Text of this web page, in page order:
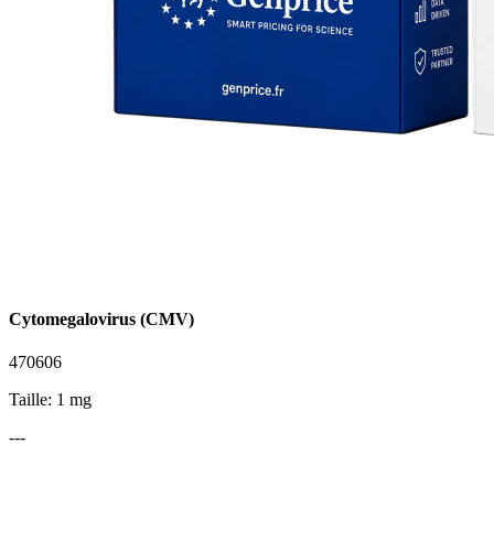
Cytomegalovirus (CMV)
470606
Taille: 1 mg
---